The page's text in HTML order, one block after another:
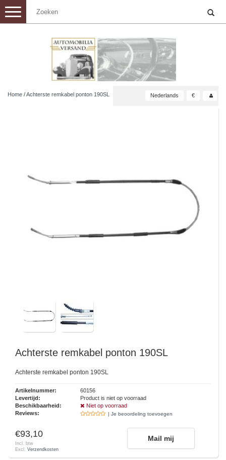
Toggle
navigation
Home /Achterste remkabel ponton 190SL Nederlands €
Achterste remkabel ponton 190SL
Achterste remkabel ponton 190SL
Artikelnummer:
60156
Levertijd:
Product is niet op voorraad
Beschikbaarheid:
Niet op voorraad
Reviews:
| Je beoordeling toevoegen
€93,10
Incl. btw
Excl. Verzendkosten
Mail mij